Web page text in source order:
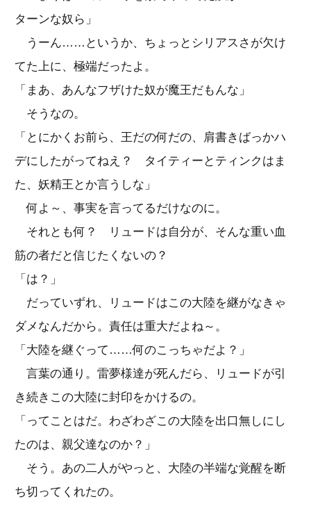
ターンな奴ら」
うーん……というか、ちょっとシリアスさが欠け
てた上に、極端だったよ。
「まあ、あんなフザけた奴が魔王だもんな」
そうなの。
「とにかくお前ら、王だの何だの、肩書きばっかハ
デにしたがってねえ？ タイティーとティンクはま
た、妖精王とか言うしな」
何よ～、事実を言ってるだけなのに。
それとも何？ リュードは自分が、そんな重い血
筋の者だと信じたくないの？
「は？」
だっていずれ、リュードはこの大陸を継がなきゃ
ダメなんだから。責任は重大だよね～。
「大陸を継ぐって……何のこっちゃだよ？」
言葉の通り。雷夢様達が死んだら、リュードが引
き続きこの大陸に封印をかけるの。
「ってことはだ。わざわざこの大陸を出口無しにし
たのは、親父達なのか？」
そう。あの二人がやっと、大陸の半端な覚醒を断
ち切ってくれたの。